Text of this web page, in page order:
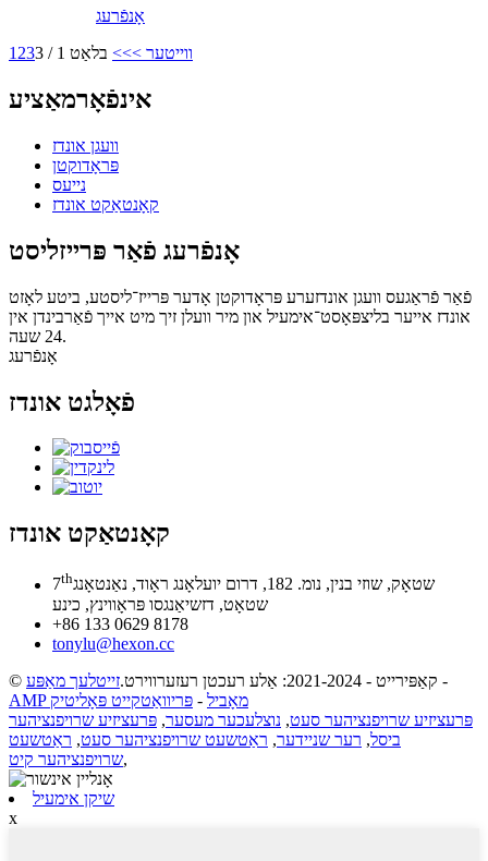
אָנפֿרעג
1 23 ווייטער >>> בלאַט 1 / 3
אינפֿאָרמאַציע
וועגן אונדז
פּראָדוקטן
נייעס
קאָנטאַקט אונדז
אָנפֿרעג פֿאַר פּרייזליסט
פֿאַר פֿראַגעס וועגן אונדזערע פּראָדוקטן אָדער פּרייז־ליסטע, ביטע לאָזט
אונדז אייער בליצפּאָסט־אימעיל און מיר וועלן זיך מיט אייך פֿאַרבינדן אין
24 שעה.
אָנפֿרעג
פֿאָלגט אונדז
קאָנטאַקט אונדז
7thשטאָק, שוזי בנין, נומ. 182, דרום יועלאָנג ראָוד, נאַנטאָנג
שטאָט, דזשיאַנגסו פּראָווינץ, כינע
+86 133 0629 8178
tonylu@hexon.cc
© קאַפּירייט - 2021-2024: אַלע רעכטן רעזערווירט.
זייטלעך מאַפּע
-
AMP מאָביל - פּריוואַטקייט פּאָליטיק
פּרעציזיע שרויפנציהער סעט, נוצלעכער מעסער, פּרעציזיע שרויפנציהער
ביסל, רער שניידער, ראַטשעט שרויפנציהער סעט, ראַטשעט
שרויפנציהער קיט,
שיקן אימעיל
x